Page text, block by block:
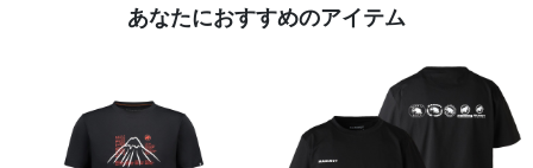
あなたにおすすめのアイテム